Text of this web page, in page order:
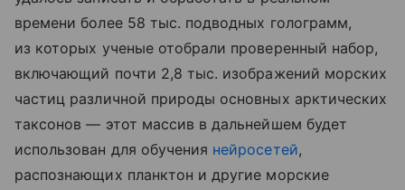
времени более 58 тыс. подводных голограмм,
из которых ученые отобрали проверенный набор,
включающий почти 2,8 тыс. изображений морских
частиц различной природы основных арктических
таксонов — этот массив в дальнейшем будет
использован для обучения нейросетей,
распознающих планктон и другие морские